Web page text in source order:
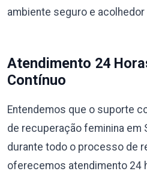
ambiente seguro e
Atendimento 24
Contínuo
Entendemos que o suporte
de recuperação feminina em
durante todo o processo de
oferecemos atendimento 24